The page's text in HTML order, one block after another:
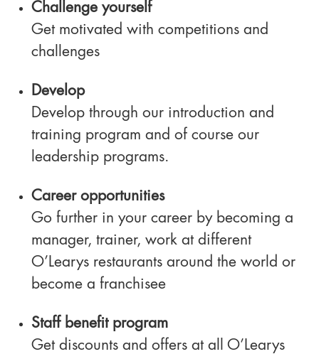
Challenge yourself
Get motivated with competitions and
challenges
Develop
Develop through our introduction and
training program and of course our
leadership programs.
Career opportunities
Go further in your career by becoming a
manager, trainer, work at different
O’Learys restaurants around the world or
become a franchisee
Staff benefit program
Get discounts and offers at all O’Learys